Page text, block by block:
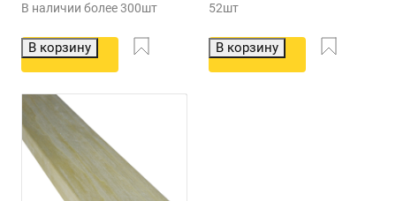
В наличии более 300шт
В корзину
52шт
В корзину